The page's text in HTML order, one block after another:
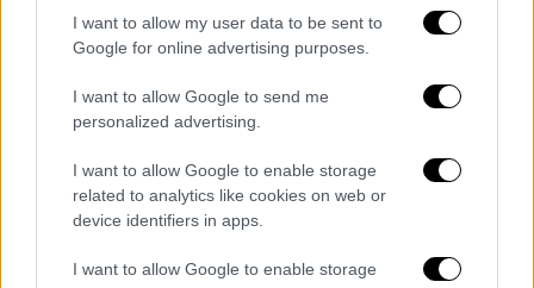
I want to allow my user data to be sent to
Google for online advertising purposes.
I want to allow Google to send me
personalized advertising.
I want to allow Google to enable storage
related to analytics like cookies on web or
device identifiers in apps.
I want to allow Google to enable storage
γνωρίσει την ξανθιά καλλονή: με το μοντέλο
Μάγκι Τζόνσον (Maggie Johnson)
1953 έως το 1987 και με την παρουσιάστρια
ειδήσεωνΝτίνα Ρουίζ (Dina Ruiz)
από το
μακροχρόνιες σχέσεις,
συμπεριλαμβανομένων των ειδυλλίων με την
συμπρωταγωνίστριά του στο The Gauntlet,